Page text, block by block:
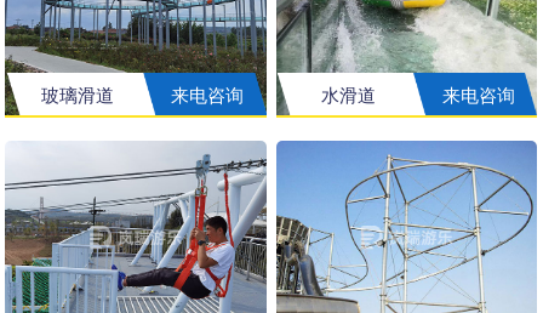
玻璃滑道 来电咨询 水滑道 来电咨询